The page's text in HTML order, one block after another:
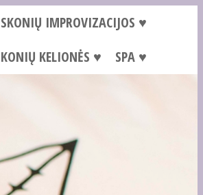
SKONIŲ IMPROVIZACIJOS ♥
KELIONĖS ♥ SPA ♥